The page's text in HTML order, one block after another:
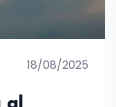
18/08/2025